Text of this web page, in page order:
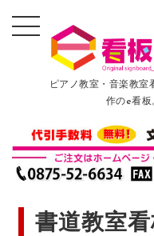
ピアノ教室・音楽教室
作のe看板
書道教室